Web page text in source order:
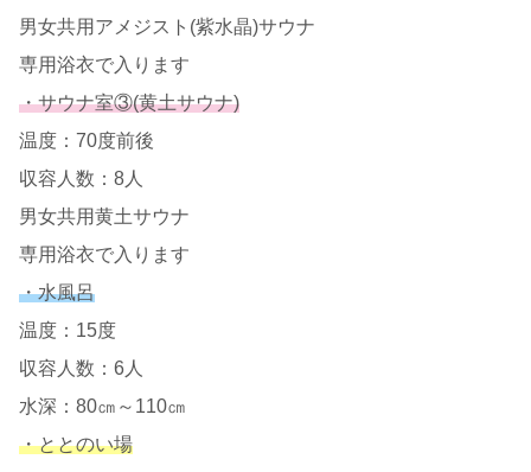
男女共用アメジスト(紫水晶)サウナ
専用浴衣で入ります
・サウナ室③(黄土サウナ)
温度：70度前後
収容人数：8人
男女共用黄土サウナ
専用浴衣で入ります
・水風呂
温度：15度
収容人数：6人
水深：80㎝～110㎝
・ととのい場